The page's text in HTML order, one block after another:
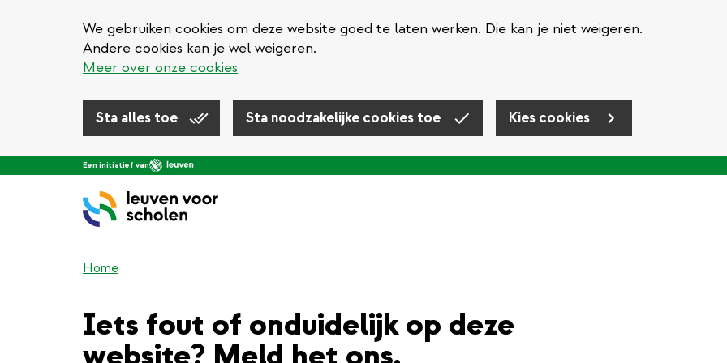
We gebruiken cookies om deze website goed te laten werken. Die kan je niet weigeren.
Andere cookies kan je wel weigeren.
Meer over onze cookies
Sta alles toe Sta noodzakelijke cookies toe Kies cookies
OverslaanEen initiatief van
Home
Iets fout of onduidelijk op deze